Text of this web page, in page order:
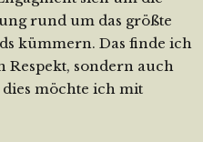
rund um das größte
kümmern. Das finde ich
sondern auch
möchte ich mit